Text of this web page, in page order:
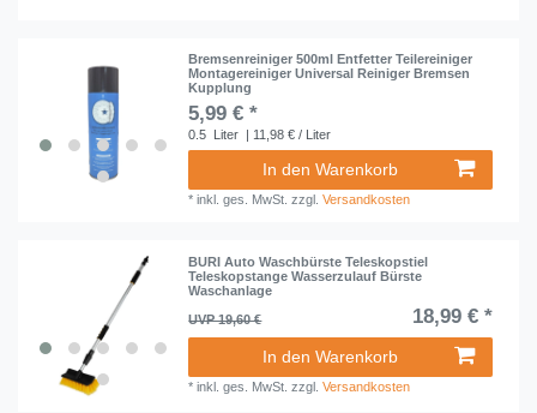
Bremsenreiniger 500ml Entfetter Teilereiniger
Montagereiniger Universal Reiniger Bremsen
Kupplung
5,99 € *
0.5 Liter | 11,98 € / Liter
In den Warenkorb
*inkl. ges. MwSt. zzgl.Versandkosten
BURI Auto Waschbürste Teleskopstiel
Teleskopstange Wasserzulauf Bürste
Waschanlage
UVP 19,60 €
18,99 € *
In den Warenkorb
*inkl. ges. MwSt. zzgl.Versandkosten